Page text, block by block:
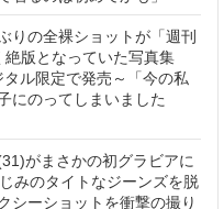
りの全裸ショットが「週刊
版となっていた写真集
タル限定で発売～「今の私
にのってしまいました
がまさかの初グラビアに
みのタイトなジーンズを脱
シーショットを衝撃の撮り